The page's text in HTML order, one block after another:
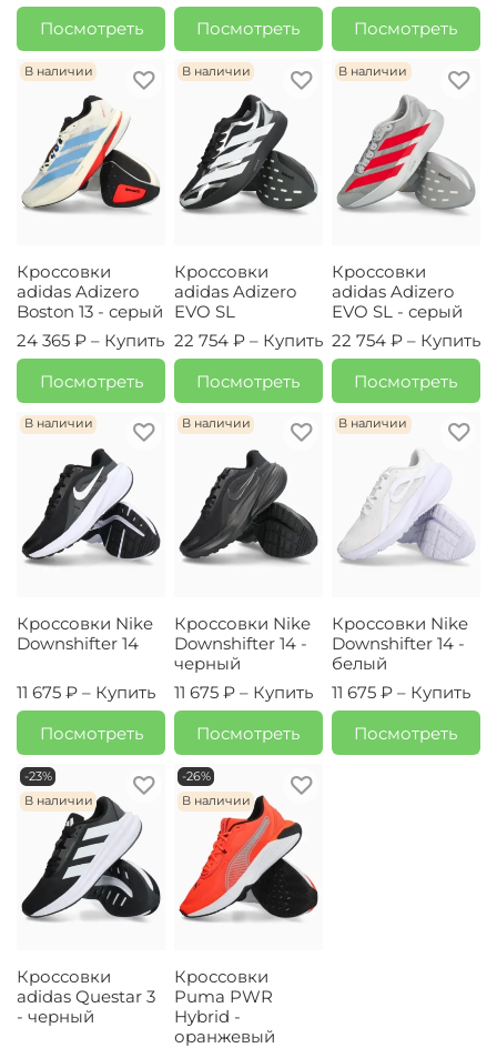
Посмотреть
Посмотреть
Посмотреть
В наличии
Кроссовки
adidas Adizero
Boston 13 - серый
24 365 ₽ – Купить
Посмотреть
В наличии
Кроссовки
adidas Adizero
EVO SL
22 754 ₽ – Купить
Посмотреть
В наличии
Кроссовки
adidas Adizero
EVO SL - серый
22 754 ₽ – Купить
Посмотреть
В наличии
Кроссовки Nike
Downshifter 14
11 675 ₽ – Купить
Посмотреть
В наличии
Кроссовки Nike
Downshifter 14 -
черный
11 675 ₽ – Купить
Посмотреть
В наличии
Кроссовки Nike
Downshifter 14 -
белый
11 675 ₽ – Купить
Посмотреть
-23%
В наличии
Кроссовки
adidas Questar 3
- черный
-26%
В наличии
Кроссовки
Puma PWR
Hybrid -
оранжевый